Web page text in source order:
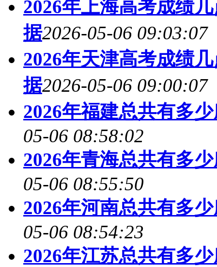
2026年上海高考成绩
据2026-05-06 09:03:07
2026年天津高考成绩
据2026-05-06 09:00:07
2026年福建总共有多
05-06 08:58:02
2026年青海总共有多
05-06 08:55:50
2026年河南总共有多
05-06 08:54:23
2026年江苏总共有多